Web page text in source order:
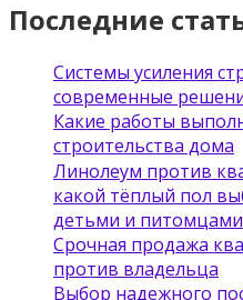
Последние
Системы усиления
современные
Какие работы
строительства дома
Линолеум против
какой тёплый пол
детьми и питомцами
Срочная продажа
против владельца
Выбор надежного